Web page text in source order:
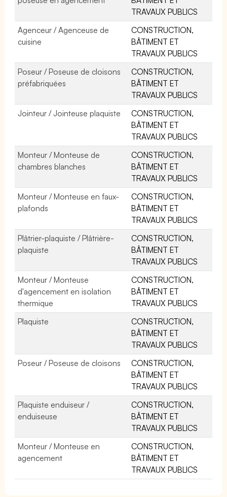
TRAVAUX PUBLICS
Agenceur / Agenceuse de
cuisine
CONSTRUCTION,
BÂTIMENT ET
TRAVAUX PUBLICS
Poseur / Poseuse de cloisons
préfabriquées
CONSTRUCTION,
BÂTIMENT ET
TRAVAUX PUBLICS
Jointeur / Jointeuse plaquiste
CONSTRUCTION,
BÂTIMENT ET
TRAVAUX PUBLICS
Monteur / Monteuse de
chambres blanches
CONSTRUCTION,
BÂTIMENT ET
TRAVAUX PUBLICS
Monteur / Monteuse en faux-
plafonds
CONSTRUCTION,
BÂTIMENT ET
TRAVAUX PUBLICS
Plâtrier-plaquiste / Plâtrière-
plaquiste
CONSTRUCTION,
BÂTIMENT ET
TRAVAUX PUBLICS
Monteur / Monteuse
d'agencement en isolation
thermique
CONSTRUCTION,
BÂTIMENT ET
TRAVAUX PUBLICS
Plaquiste
CONSTRUCTION,
BÂTIMENT ET
TRAVAUX PUBLICS
Poseur / Poseuse de cloisons
CONSTRUCTION,
BÂTIMENT ET
TRAVAUX PUBLICS
Plaquiste enduiseur /
enduiseuse
CONSTRUCTION,
BÂTIMENT ET
TRAVAUX PUBLICS
Monteur / Monteuse en
agencement
CONSTRUCTION,
BÂTIMENT ET
TRAVAUX PUBLICS